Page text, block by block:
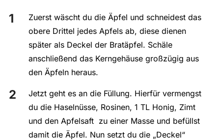
Zuerst wäscht du die Äpfel und schneidest das
obere Drittel jedes Apfels ab, diese dienen
später als Deckel der Bratäpfel. Schäle
anschließend das Kerngehäuse großzügig aus
den Äpfeln heraus.
Jetzt geht es an die Füllung. Hierfür vermengst
du die Haselnüsse, Rosinen, 1 TL Honig, Zimt
und den Apfelsaft zu einer Masse und befüllst
damit die Äpfel. Nun setzt du die „Deckel“